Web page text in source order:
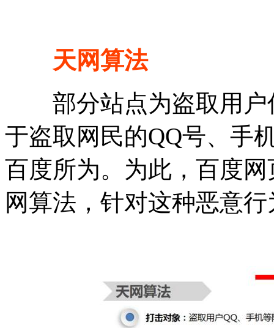
天网算法
部分站点为盗取用户
于盗取网民的QQ号、手
百度所为。为此，百度
网算法，针对这种恶意